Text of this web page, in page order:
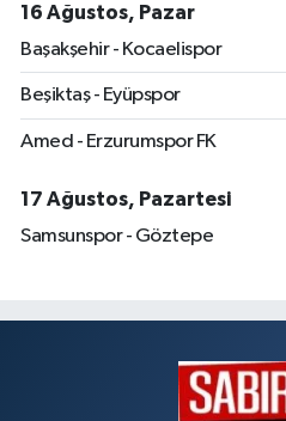
16 Ağustos, Pazar
Başakşehir - Kocaelispor
Beşiktaş - Eyüpspor
Amed - Erzurumspor FK
17 Ağustos, Pazartesi
Samsunspor - Göztepe